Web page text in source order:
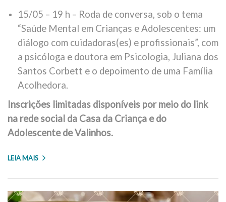
15/05 – 19 h – Roda de conversa, sob o tema
“Saúde Mental em Crianças e Adolescentes: um
diálogo com cuidadoras(es) e profissionais”, com
a psicóloga e doutora em Psicologia, Juliana dos
Santos Corbett e o depoimento de uma Família
Acolhedora.
Inscrições limitadas disponíveis por meio do link
na rede social da Casa da Criança e do
Adolescente de Valinhos.
LEIA MAIS